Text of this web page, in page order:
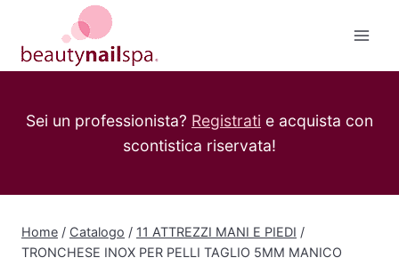
contenuto
Sei un professionista? Registrati e acquista con
scontistica riservata!
Home / Catalogo / 11 ATTREZZI MANI E PIEDI /
TRONCHESE INOX PER PELLI TAGLIO 5MM MANICO